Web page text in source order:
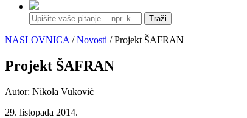
Traži
NASLOVNICA /Novosti / Projekt ŠAFRAN
Projekt ŠAFRAN
Autor: Nikola Vuković
29. listopada 2014.